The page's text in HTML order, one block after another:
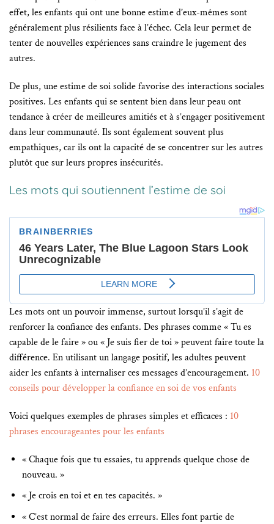
effet, les enfants qui ont une bonne estime d’eux-mêmes sont
généralement plus résilients face à l’échec. Cela leur permet de
tenter de nouvelles expériences sans craindre le jugement des
autres.
De plus, une estime de soi solide favorise des interactions sociales
positives. Les enfants qui se sentent bien dans leur peau ont
tendance à créer de meilleures amitiés et à s’engager positivement
dans leur communauté. Ils sont également souvent plus
empathiques, car ils ont la capacité de se concentrer sur les autres
plutôt que sur leurs propres insécurités.
Les mots qui soutiennent l’estime de soi
Les mots ont un pouvoir immense, surtout lorsqu’il s’agit de
renforcer la confiance des enfants. Des phrases comme « Tu es
capable de le faire » ou « Je suis fier de toi » peuvent faire toute la
différence. En utilisant un langage positif, les adultes peuvent
aider les enfants à internaliser ces messages d’encouragement. 10
conseils pour développer la confiance en soi de vos enfants
Voici quelques exemples de phrases simples et efficaces : 10
phrases encourageantes pour les enfants
« Chaque fois que tu essaies, tu apprends quelque chose de
nouveau. »
« Je crois en toi et en tes capacités. »
« C’est normal de faire des erreurs. Elles font partie de